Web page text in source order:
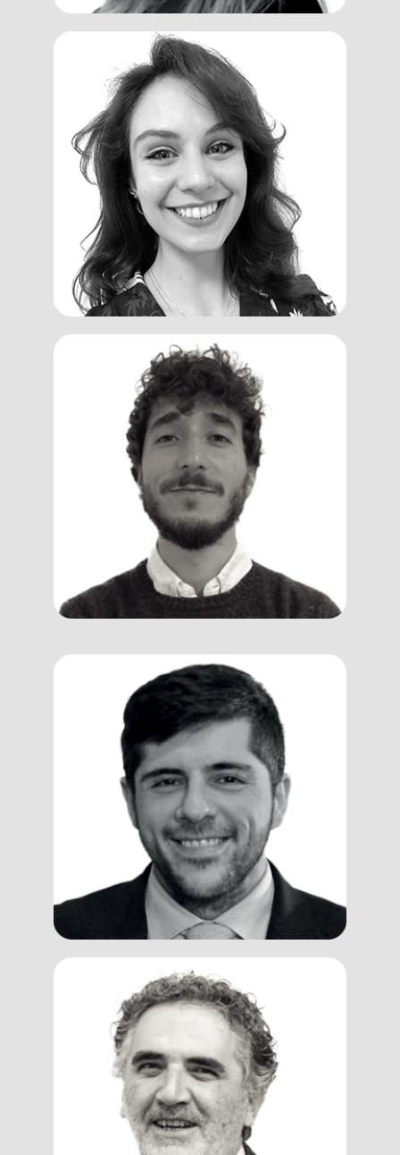
Eleonora
Ruotolo
Client Manager, Trainer, Assessor
Davide
Ramozzi
Client Manager, Trainer, Assessor e
VR Specialist
Giulio
Garritano
Client Manager, Trainer, Coach e
Assessor
Andrea
Menichelli
Digital Manager, Project Manager